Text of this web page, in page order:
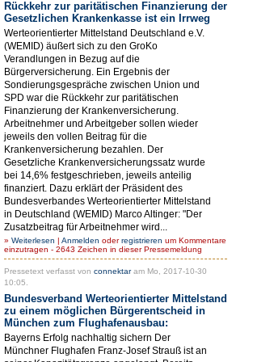
Rückkehr zur paritätischen Finanzierung der
Gesetzlichen Krankenkasse ist ein Irrweg
Werteorientierter Mittelstand Deutschland e.V.
(WEMID) äußert sich zu den GroKo
Verandlungen in Bezug auf die
Bürgerversicherung. Ein Ergebnis der
Sondierungsgespräche zwischen Union und
SPD war die Rückkehr zur paritätischen
Finanzierung der Krankenversicherung.
Arbeitnehmer und Arbeitgeber sollen wieder
jeweils den vollen Beitrag für die
Krankenversicherung bezahlen. Der
Gesetzliche Krankenversicherungssatz wurde
bei 14,6% festgeschrieben, jeweils anteilig
finanziert. Dazu erklärt der Präsident des
Bundesverbandes Werteorientierter Mittelstand
in Deutschland (WEMID) Marco Altinger: "Der
Zusatzbeitrag für Arbeitnehmer wird...
» Weiterlesen | Anmelden oderregistrieren um Kommentare
einzutragen - 2643 Zeichen in dieser Pressemeldung
Pressetext verfasst von connektaram Mo, 2017-10-30
10:05.
Bundesverband Werteorientierter Mittelstand
zu einem möglichen Bürgerentscheid in
München zum Flughafenausbau:
Bayerns Erfolg nachhaltig sichern Der
Münchner Flughafen Franz-Josef Strauß ist an